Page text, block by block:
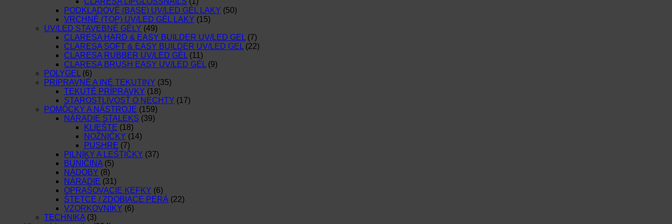
PODKLADOVÉ (BASE) UV/LED GÉL LAKY (50)
VRCHNÉ (TOP) UV/LED GÉL LAKY (15)
UV/LED STAVEBNÉ GÉLY (49)
CLARESA HARD & EASY BUILDER UV/LED GEL (7)
CLARESA SOFT & EASY BUILDER UV/LED GEL (22)
CLARESA RUBBER UV/LED GÉL (11)
CLARESA BRUSH EASY UV/LED GÉL (9)
POLYGEL (6)
PRÍPRAVNÉ A INÉ TEKUTINY (35)
TEKUTÉ PRÍPRAVKY (18)
STAROSTLIVOSŤ O NECHTY (17)
POMÔCKY A NÁSTROJE (159)
NÁRADIE STALEKS (39)
KLIEŠTE (18)
NOŽNIČKY (14)
PUSHRE (7)
PILNÍKY A LEŠTIČKY (37)
BUNIČINA (5)
NÁDOBY (8)
NÁRADIE (31)
OPRAŠOVACIE KEFKY (6)
ŠTETCE / ZDOBIACE PERÁ (22)
VZORKOVNÍKY (6)
TECHNIKA (3)